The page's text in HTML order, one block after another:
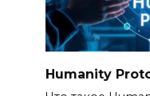
Humanity